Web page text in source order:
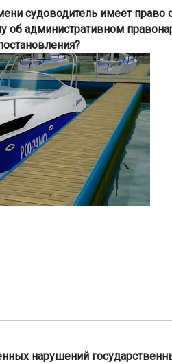
судоводитель имеет право
об административном
нарушений